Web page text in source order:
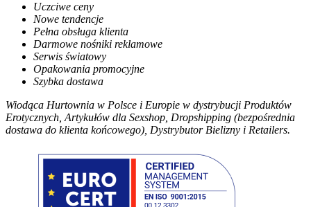
Uczciwe ceny
Nowe tendencje
Pełna obsługa klienta
Darmowe nośniki reklamowe
Serwis światowy
Opakowania promocyjne
Szybka dostawa
Wiodąca Hurtownia w Polsce i Europie w dystrybucji Produktów
Erotycznych, Artykułów dla Sexshop, Dropshipping (bezpośrednia
dostawa do klienta końcowego), Dystrybutor Bielizny i Retailers.